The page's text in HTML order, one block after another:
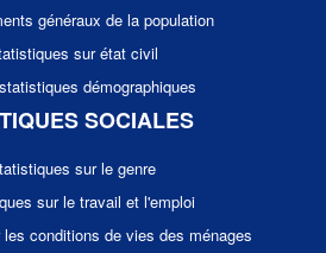
généraux de la population
sur état civil
démographiques
SOCIALES
sur le genre
sur le travail et l'emploi
conditions de vies des ménages